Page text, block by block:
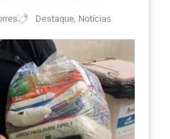
Destaque Notícias